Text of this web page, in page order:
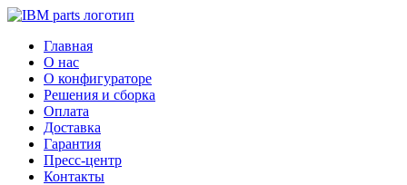
Главная
О нас
О конфигураторе
Решения и сборка
Оплата
Доставка
Гарантия
Пресс-центр
Контакты